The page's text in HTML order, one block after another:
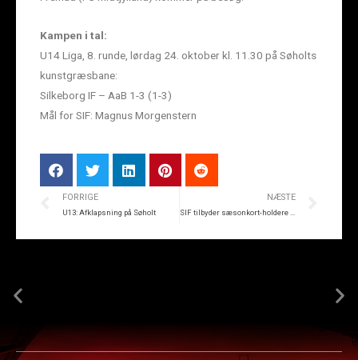
Kampen i tal:
U14 Liga, 8. runde, lørdag 24. oktober kl. 11.30 på Søholts
kunstgræsbane:
Silkeborg IF – AaB 1-3 (1-3)
Mål for SIF: Magnus Morgenstern
FORRIGE
U13: Afklapsning på Søholt
NÆSTE
SIF tilbyder sæsonkort-holdere penge retur